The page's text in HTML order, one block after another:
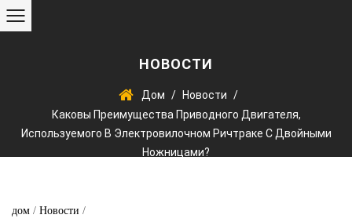
НОВОСТИ
Дом / Новости /
Каковы Преимущества Приводного Двигателя,
Используемого В Электровилочном Ричтраке С Двойными
Ножницами?
дом / Новости /